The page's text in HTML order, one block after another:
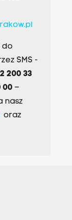
do
SMS -
200 33
00 –
nasz